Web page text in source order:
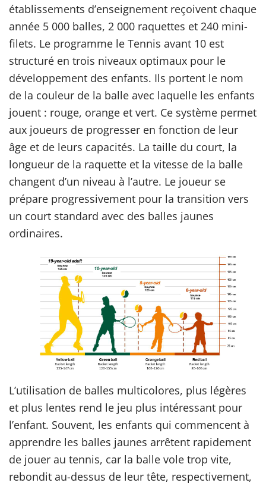
établissements d’enseignement reçoivent chaque
année 5 000 balles, 2 000 raquettes et 240 mini-
filets. Le programme le Tennis avant 10 est
structuré en trois niveaux optimaux pour le
développement des enfants. Ils portent le nom
de la couleur de la balle avec laquelle les enfants
jouent : rouge, orange et vert. Ce système permet
aux joueurs de progresser en fonction de leur
âge et de leurs capacités. La taille du court, la
longueur de la raquette et la vitesse de la balle
changent d’un niveau à l’autre. Le joueur se
prépare progressivement pour la transition vers
un court standard avec des balles jaunes
ordinaires.
L’utilisation de balles multicolores, plus légères
et plus lentes rend le jeu plus intéressant pour
l’enfant. Souvent, les enfants qui commencent à
apprendre les balles jaunes arrêtent rapidement
de jouer au tennis, car la balle vole trop vite,
rebondit au-dessus de leur tête, respectivement,